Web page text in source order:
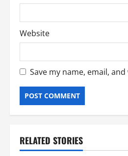
Website
Save my name, email,
RELATED STORIES